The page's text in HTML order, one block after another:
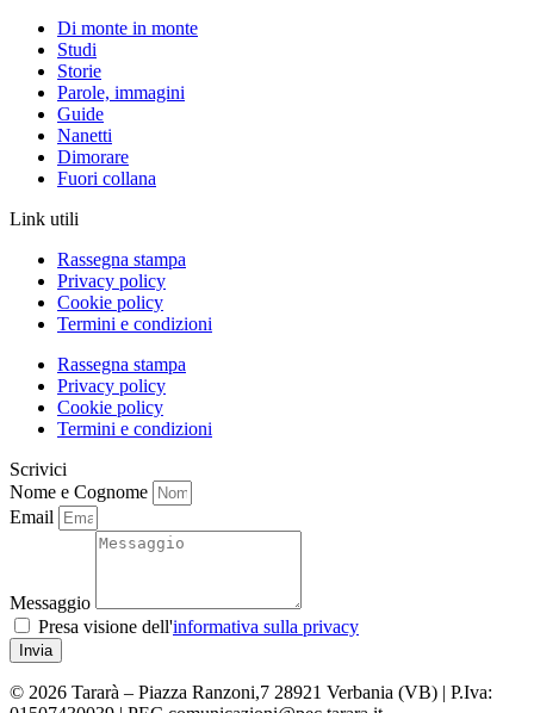
Di monte in monte
Studi
Storie
Parole, immagini
Guide
Nanetti
Dimorare
Fuori collana
Link utili
Rassegna stampa
Privacy policy
Cookie policy
Termini e condizioni
Rassegna stampa
Privacy policy
Cookie policy
Termini e condizioni
Scrivici
Nome e Cognome
Email
Messaggio
Presa visione dell'informativa sulla privacy
Invia
© 2026 Tararà – Piazza Ranzoni,7 28921 Verbania (VB) | P.Iva: